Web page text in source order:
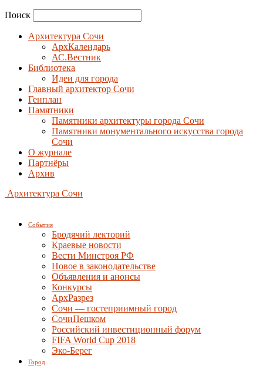
Поиск
Архитектура Сочи
АрхКалендарь
АС.Вестник
Библиотека
Идеи для города
Главный архитектор Сочи
Генплан
Памятники
Памятники архитектуры города Сочи
Памятники монументального искусства города
Сочи
О журнале
Партнёры
Архив
Архитектура Сочи
События
Бродячий лекторий
Краевые новости
Вести Минстроя РФ
Новое в законодательстве
Объявления и анонсы
Конкурсы
АрхРазрез
Сочи — гостеприимный город
СочиПешком
Российский инвестиционный форум
FIFA World Cup 2018
Эко-Берег
Город